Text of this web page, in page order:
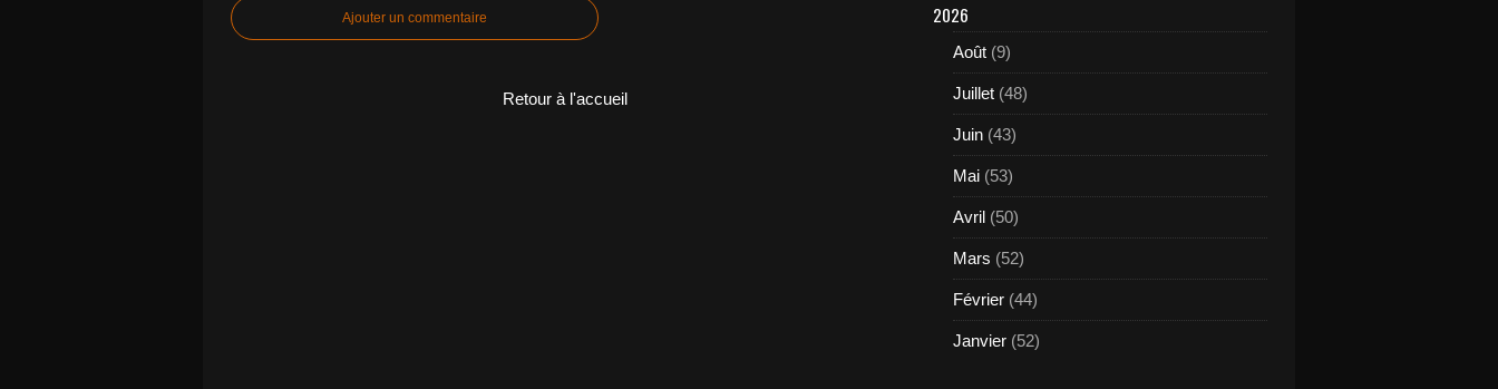
Ajouter un commentaire
Retour à l'accueil
2026
Août (9)
Juillet (48)
Juin (43)
Mai (53)
Avril (50)
Mars (52)
Février (44)
Janvier (52)